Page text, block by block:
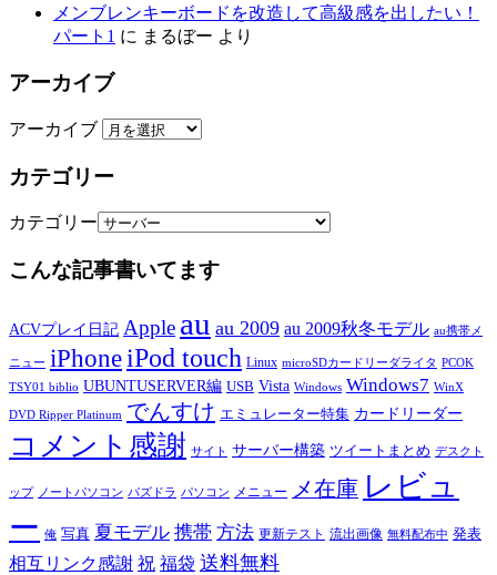
メンブレンキーボードを改造して高級感を出したい！
パート1 に まるぼー より
アーカイブ
アーカイブ
カテゴリー
カテゴリー
こんな記事書いてます
ACVプレイ日記 Apple au au 2009 au 2009秋冬モデル au携帯メ
ニュー iPhoneiPod touch Linux microSDカードリーダライタ PCOK
TSY01 biblio UBUNTUSERVER編 USB Vista Windows Windows7 WinX
DVD Ripper Platinum でんすけ エミュレーター特集 カードリーダー
コメント感謝 サイト サーバー構築 ツイートまとめ デスクト
ップ ノートパソコン パズドラ パソコン メニュー メ在庫 レビュ
ー 俺 写真 夏モデル 携帯 方法 更新テスト 流出画像 無料配布中 発表
相互リンク感謝 祝 福袋 送料無料